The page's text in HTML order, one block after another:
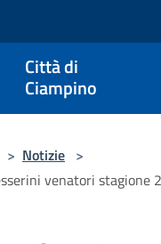
Città di
Ciampino
> Notizie >
venatori stagione